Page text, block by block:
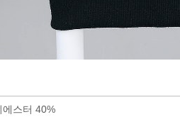
에스터 40%